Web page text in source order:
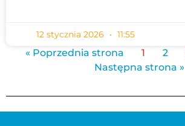
12 stycznia 2026 11:55
« Poprzednia strona 1 2
Następna strona »